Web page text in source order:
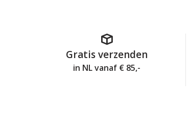
Gratis verzenden
in NL vanaf € 85,-